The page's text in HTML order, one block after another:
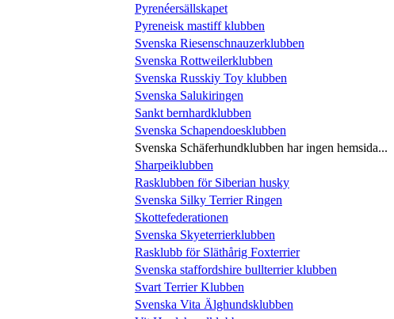
Pyrenéersällskapet
Pyreneisk mastiff klubben
Svenska Riesenschnauzerklubben
Svenska Rottweilerklubben
Svenska Russkiy Toy klubben
Svenska Salukiringen
Sankt bernhardklubben
Svenska Schapendoesklubben
Svenska Schäferhundklubben har ingen hemsida...
Sharpeiklubben
Rasklubben för Siberian husky
Svenska Silky Terrier Ringen
Skottefederationen
Svenska Skyeterrierklubben
Rasklubb för Släthårig Foxterrier
Svenska staffordshire bullterrier klubben
Svart Terrier Klubben
Svenska Vita Älghundsklubben